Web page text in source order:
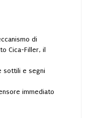
di
Cica-Filler, il
sottili e segni
immediato